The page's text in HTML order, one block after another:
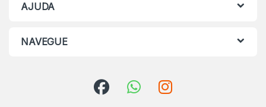
AJUDA
NAVEGUE